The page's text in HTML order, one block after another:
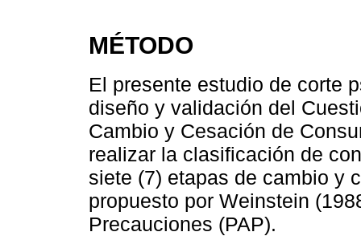
MÉTODO
El presente estudio de corte
diseño y validación del
Cambio y Cesación de
realizar la clasificación de
siete (7) etapas de cambio y
propuesto por Weinstein
Precauciones (PAP).